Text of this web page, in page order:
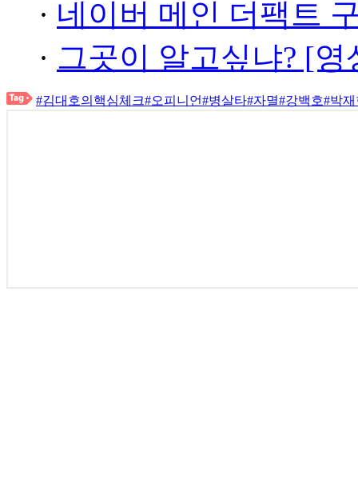
· 네이버 메인 더팩트
· 그곳이 알고싶냐? [
#김대호의핵심체크#오피니언#병살타#자멸#강백호#박